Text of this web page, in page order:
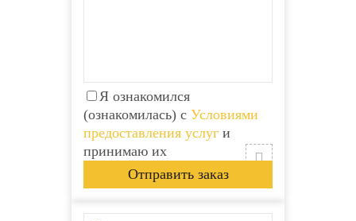
Я ознакомился
(ознакомилась) с Условиями
предоставления услуг и
принимаю их